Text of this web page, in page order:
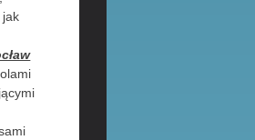
jak